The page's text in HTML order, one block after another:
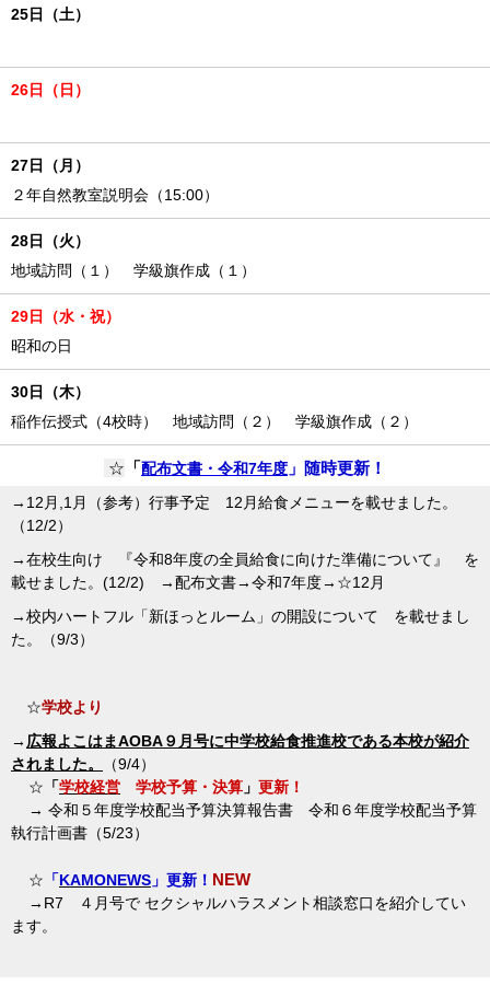
25日（土）
26日（日）
27日（月）
２年自然教室説明会（15:00）
28日（火）
地域訪問（１） 学級旗作成（１）
29日（水・祝）
昭和の日
30日（木）
稲作伝授式（4校時） 地域訪問（２） 学級旗作成（２）
☆ 「配布文書・令和7年度 」 随時更新！
→12月,1月（参考）行事予定 12月給食メニューを載せました。
（12/2）
→在校生向け 『令和8年度の全員給食に向けた準備について』 を
載せました。 (12/2)
→配布文書→令和7年度→☆12月
→校内ハートフル「新ほっとルーム」の開設について を載せまし
た。（9/3）
☆学校より
→ 広報よこはまAOBA９月号に中学校給食推進校である本校が紹介
されました。
（9/4）
☆ 「学校経営 学校予算・決算 」 更新！
→ 令和５年度学校配当予算決算報告書 令和６年度学校配当予算
執行計画書（5/23）
☆ 「KAMONEWS 」更新！ NEW
→R7 ４月号で セクシャルハラスメント相談窓口を紹介してい
ます。